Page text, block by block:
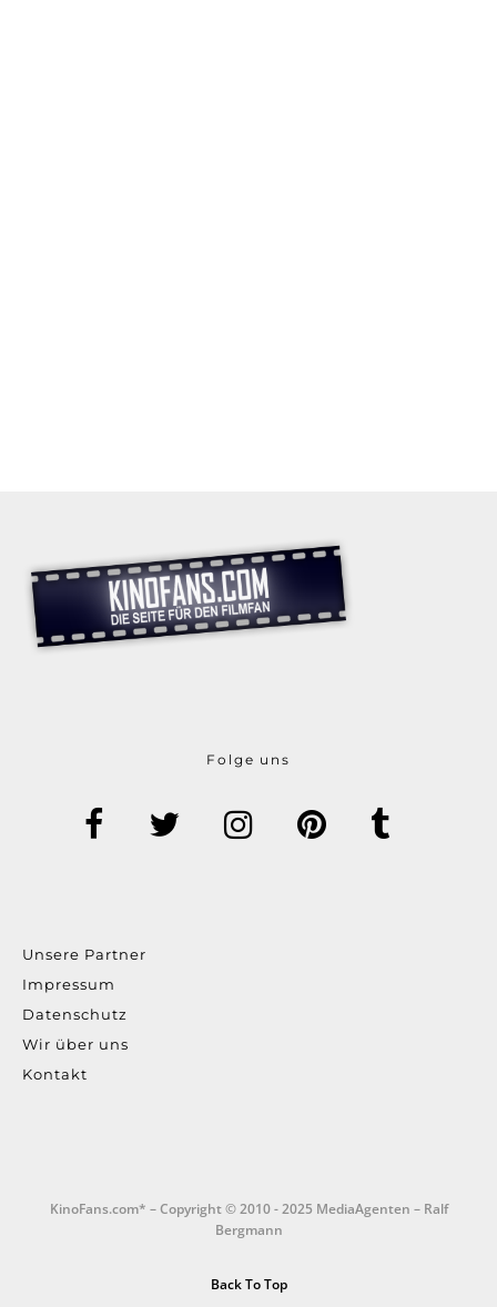
Folge uns
Unsere Partner
Impressum
Datenschutz
Wir über uns
Kontakt
KinoFans.com* – Copyright © 2010 - 2025 MediaAgenten – Ralf
Bergmann
Back To Top